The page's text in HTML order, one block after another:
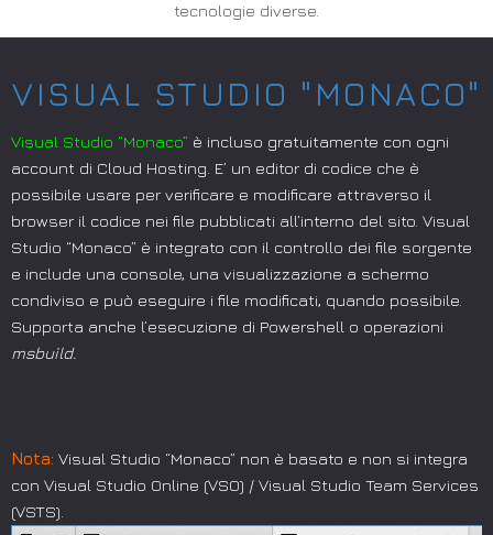
tecnologie diverse.
VISUAL STUDIO "MONACO"
Visual Studio “Monaco” è incluso gratuitamente con ogni
account di Cloud Hosting. E’ un editor di codice che è
possibile usare per verificare e modificare attraverso il
browser il codice nei file pubblicati all’interno del sito. Visual
Studio “Monaco” è integrato con il controllo dei file sorgente
e include una console, una visualizzazione a schermo
condiviso e può eseguire i file modificati, quando possibile.
Supporta anche l’esecuzione di Powershell o operazioni
msbuild.
Nota: Visual Studio “Monaco” non è basato e non si integra
con Visual Studio Online (VSO) / Visual Studio Team Services
(VSTS).